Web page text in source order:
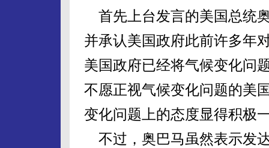
首先上台发言的美国总统
并承认美国政府此前许多年
美国政府已经将气候变化问
不愿正视气候变化问题的美
变化问题上的态度显得积极
不过，奥巴马虽然表示发